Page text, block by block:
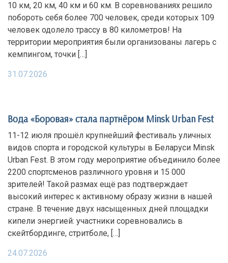
10 км, 20 км, 40 км и 60 км. В соревнованиях решило
побороть себя более 700 человек, среди которых 109
человек одолело трассу в 80 километров! На
территории мероприятия были организованы лагерь с
кемпингом, точки […]
31.07.2026
Вода «Боровая» стала партнёром Minsk Urban Fest
11-12 июля прошёл крупнейший фестиваль уличных
видов спорта и городской культуры в Беларуси Minsk
Urban Fest. В этом году мероприятие объединило более
2200 спортсменов различного уровня и 15 000
зрителей! Такой размах ещё раз подтверждает
высокий интерес к активному образу жизни в нашей
стране. В течение двух насыщенных дней площадки
кипели энергией: участники соревновались в
скейтбординге, стритболе, […]
24.07.2026